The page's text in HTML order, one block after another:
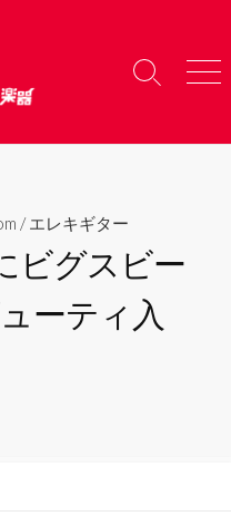
検
り
メ
ー
/エレキギター
ビグスビー
ーティ入